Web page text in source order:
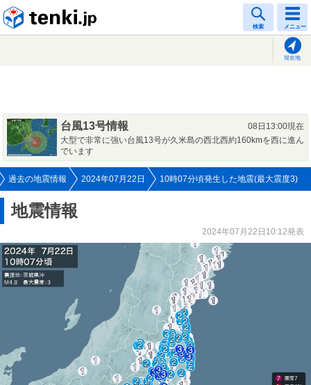
検索 メニュー
現在地
台風13号情報
08日13:00現在
大型で非常に強い台風13号が久米島の西北西約160kmを西に進ん
でいます
過去の地震情報 2024年07月22日 10時07分頃発生した地震(最大震度3)
地震情報
2024年07月22日10:12発表